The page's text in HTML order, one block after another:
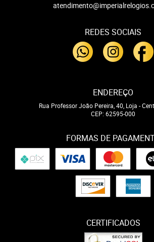
REDES SOCIAIS
ENDEREÇO
Rua Professor João Pereira, 40, Loja -
CEP: 62595-000
FORMAS DE
CERTIFICADOS